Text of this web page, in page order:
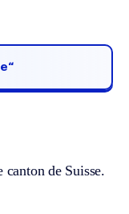
de Suisse.